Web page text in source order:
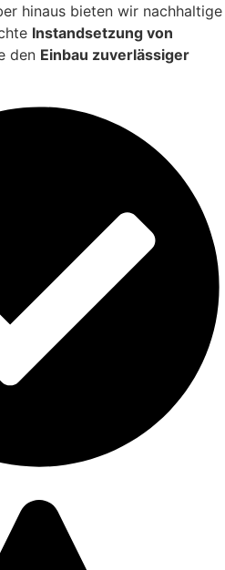
hinaus bieten wir nachhaltige
Instandsetzung von
den Einbau zuverlässiger